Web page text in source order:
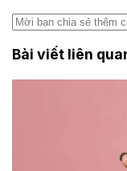
Bài viết liên